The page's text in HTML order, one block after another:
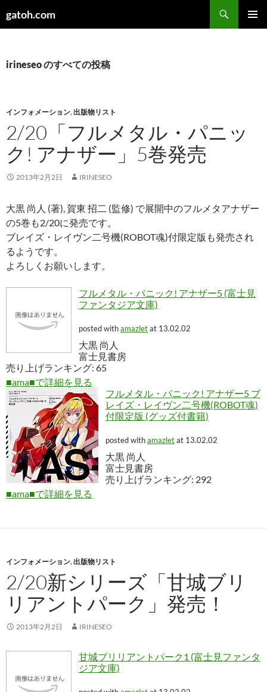
gatoh.com
索
ン
キ
ッ
プ
irineseo のすべての投稿
インフォメーション,出版物リスト
2/20「フルメタル・パニッ
ク! アナザー」5巻発売
2013年2月2日 IRINESEO
大黒 尚人 (著), 賀東 招二 (監修) で展開中のフルメタアナザー
の5巻も2/20に発売です。
ブレイズ・レイヴン二号機(ROBOT魂)付限定版も発売され
るようです。
よろしくお願いします。
フルメタル・パニック! アナザー5 (富士見
ファンタジア文庫)
posted withamazletat 13.02.02
大黒 尚人
富士見書房
売り上げランキング: 65
■ama■で詳細を見る
フルメタル・パニック! アナザー5 ブ
レイズ・レイヴン二号機(ROBOT魂)
付限定版 (グッズ付書籍)
posted withamazletat 13.02.02
大黒 尚人
富士見書房
売り上げランキング: 292
■ama■で詳細を見る
インフォメーション,出版物リスト
2/20新シリーズ「甘城ブリ
リアントパーク」発売！
2013年2月2日 IRINESEO
甘城ブリリアントパーク1 (富士見ファンタ
ジア文庫)